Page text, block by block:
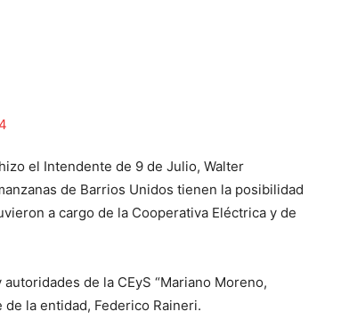
el Intendente de 9 de Julio, Walter
de Barrios Unidos tienen la posibilidad
a cargo de la Cooperativa Eléctrica y de
de la CEyS “Mariano Moreno,
la entidad, Federico Raineri.